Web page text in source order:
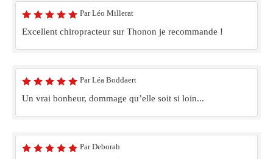
Par Léo Millerat
Excellent chiropracteur sur Thonon je recommande !
Par Léa Boddaert
Un vrai bonheur, dommage qu’elle soit si loin...
Par Deborah